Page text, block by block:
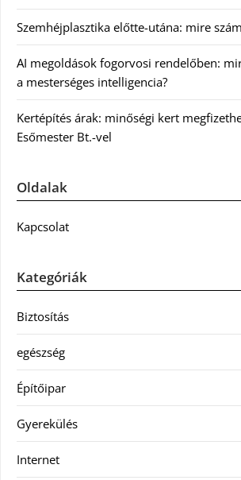
Szemhéjplasztika előtte-utána: mire
AI megoldások fogorvosi rendelőben:
a mesterséges intelligencia?
Kertépítés árak: minőségi kert
Esőmester Bt.-vel
Oldalak
Kapcsolat
Kategóriák
Biztosítás
egészség
Építőipar
Gyerekülés
Internet